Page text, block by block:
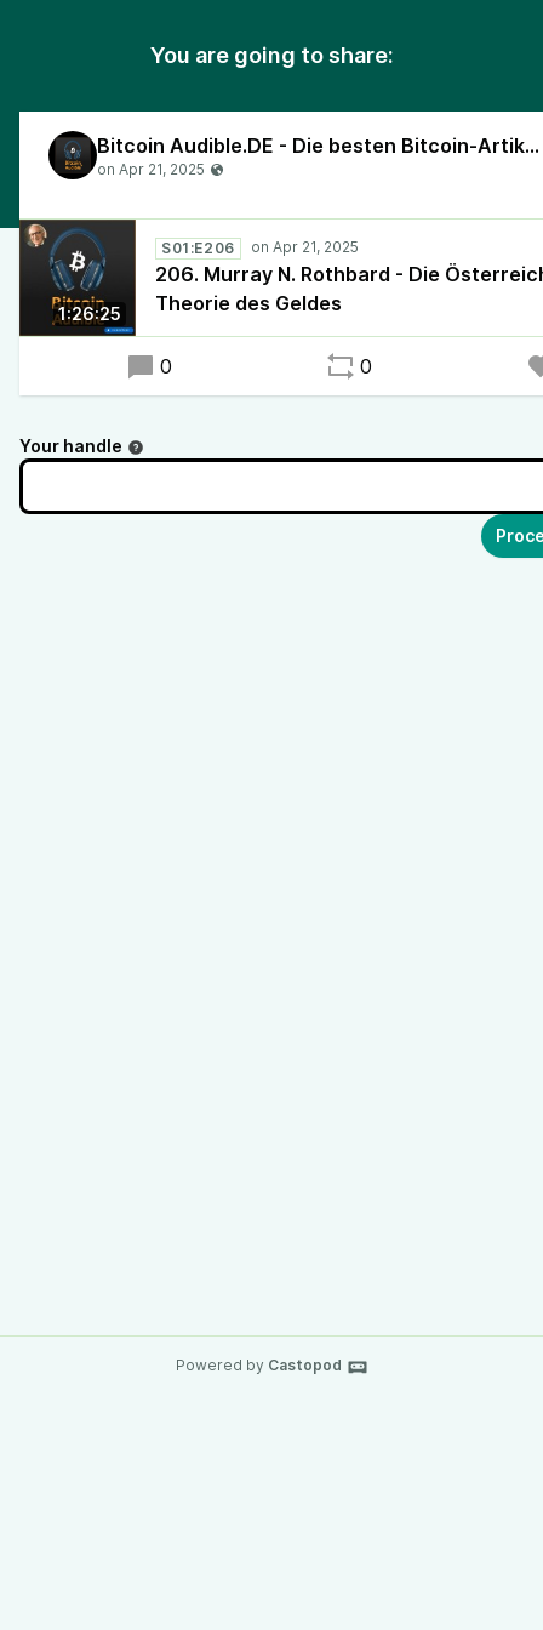
You are going to share:
Bitcoin Audible.DE - Die besten Bitcoin-Artikel, vorgelesen in deutscher Sprache!
1:26:25
S01:E206
206. Murray N. Rothbard - Die
Theorie des Geldes
0 0
Your handle
Powered by Castopod